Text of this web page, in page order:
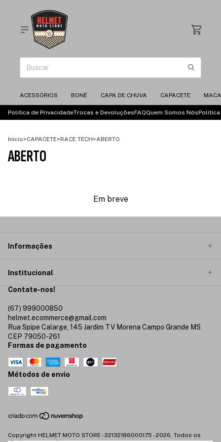
ACESSÓRIOS BONÉ CAPA DE CHUVA CAPACETE
Politica de PrivacidadeTrocas e DevoluçõesFAQQuem Somos NósPolítica
Início>CAPACETE>RACE TECH>ABERTO
ABERTO
Em breve
Informações
Institucional
Contate-nos!
(67) 999000850
helmet.ecommerce@gmail.com
Rua Spipe Calarge, 145 Jardim TV Morena Campo Grande MS
CEP 79050-261
Formas de pagamento
Métodos de envio
Copyright HELMET MOTO STORE - 22132186000175 - 2026. Todos os